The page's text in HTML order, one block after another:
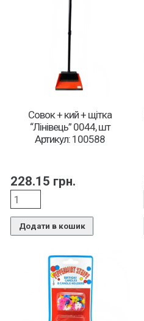
Совок + кий + щітка
“Лінівець” 0044, шт
Артикул: 100588
228.15 грн.
Додати в кошик